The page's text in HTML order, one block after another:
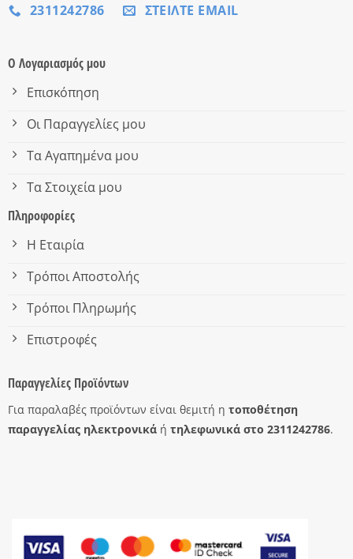
2311242786 ΣΤΕΊΛΤΕ EMAIL
Ο Λογαριασμός μου
Επισκόπηση
Οι Παραγγελίες μου
Τα Αγαπημένα μου
Τα Στοιχεία μου
Πληροφορίες
Η Εταιρία
Τρόποι Αποστολής
Τρόποι Πληρωμής
Επιστροφές
Παραγγελίες Προϊόντων
Για παραλαβές προϊόντων είναι θεμιτή η τοποθέτηση
παραγγελίας ηλεκτρονικάή τηλεφωνικά στο 2311242786.